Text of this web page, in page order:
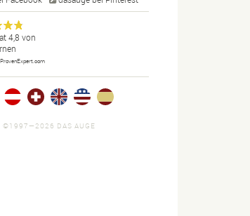
4,8 von
©1997—2026 DAS AUGE